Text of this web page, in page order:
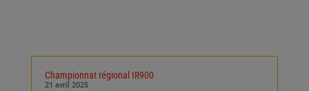
Championnat régional IR900
21 avril 2025